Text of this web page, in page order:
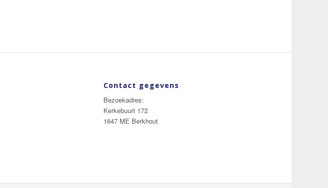
Contact gegevens
Bezoekadres:
Kerkebuurt 172
1647 ME Berkhout